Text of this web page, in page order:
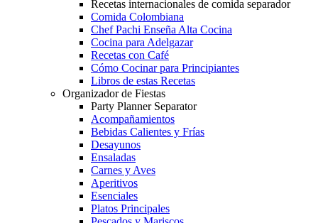
Recetas internacionales de comida separador
Comida Colombiana
Chef Pachi Enseña Alta Cocina
Cocina para Adelgazar
Recetas con Café
Cómo Cocinar para Principiantes
Libros de estas Recetas
Organizador de Fiestas
Party Planner Separator
Acompañamientos
Bebidas Calientes y Frías
Desayunos
Ensaladas
Carnes y Aves
Aperitivos
Esenciales
Platos Principales